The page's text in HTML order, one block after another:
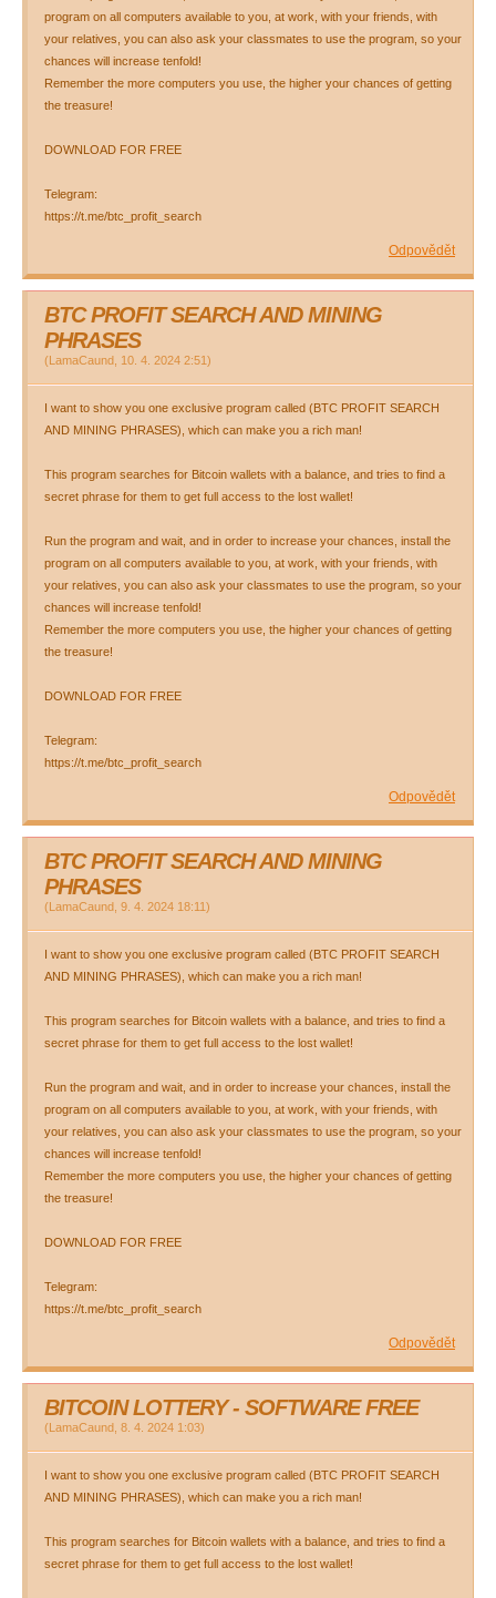
program on all computers available to you, at work, with your friends, with
your relatives, you can also ask your classmates to use the program, so your
chances will increase tenfold!
Remember the more computers you use, the higher your chances of getting
the treasure!
DOWNLOAD FOR FREE
Telegram:
https://t.me/btc_profit_search
Odpovědět
BTC PROFIT SEARCH AND MINING
PHRASES
(LamaCaund 10. 4. 2024 2:51)
I want to show you one exclusive program called (BTC PROFIT SEARCH
AND MINING PHRASES), which can make you a rich man!
This program searches for Bitcoin wallets with a balance, and tries to find a
secret phrase for them to get full access to the lost wallet!
Run the program and wait, and in order to increase your chances, install the
program on all computers available to you, at work, with your friends, with
your relatives, you can also ask your classmates to use the program, so your
chances will increase tenfold!
Remember the more computers you use, the higher your chances of getting
the treasure!
DOWNLOAD FOR FREE
Telegram:
https://t.me/btc_profit_search
Odpovědět
BTC PROFIT SEARCH AND MINING
PHRASES
(LamaCaund 9. 4. 2024 18:11)
I want to show you one exclusive program called (BTC PROFIT SEARCH
AND MINING PHRASES), which can make you a rich man!
This program searches for Bitcoin wallets with a balance, and tries to find a
secret phrase for them to get full access to the lost wallet!
Run the program and wait, and in order to increase your chances, install the
program on all computers available to you, at work, with your friends, with
your relatives, you can also ask your classmates to use the program, so your
chances will increase tenfold!
Remember the more computers you use, the higher your chances of getting
the treasure!
DOWNLOAD FOR FREE
Telegram:
https://t.me/btc_profit_search
Odpovědět
BITCOIN LOTTERY - SOFTWARE FREE
(LamaCaund 8. 4. 2024 1:03)
I want to show you one exclusive program called (BTC PROFIT SEARCH
AND MINING PHRASES), which can make you a rich man!
This program searches for Bitcoin wallets with a balance, and tries to find a
secret phrase for them to get full access to the lost wallet!